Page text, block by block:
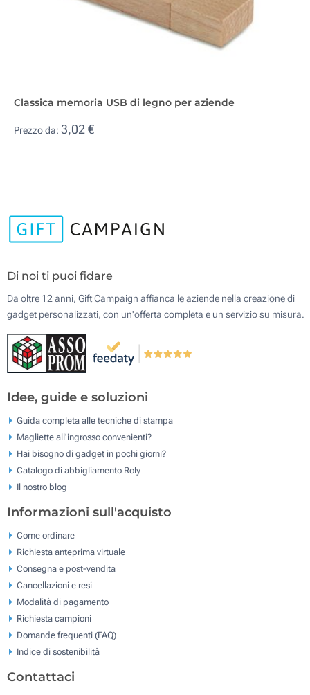
Classica memoria USB di legno per aziende
Prezzo da: 3,02 €
Di noi ti puoi fidare
Da oltre 12 anni, Gift Campaign affianca le aziende nella creazione di
gadget personalizzati, con un'offerta completa e un servizio su misura.
Idee, guide e soluzioni
Guida completa alle tecniche di stampa
Magliette all'ingrosso convenienti?
Hai bisogno di gadget in pochi giorni?
Catalogo di abbigliamento Roly
Il nostro blog
Informazioni sull'acquisto
Come ordinare
Richiesta anteprima virtuale
Consegna e post-vendita
Cancellazioni e resi
Modalità di pagamento
Richiesta campioni
Domande frequenti (FAQ)
Indice di sostenibilità
Contattaci